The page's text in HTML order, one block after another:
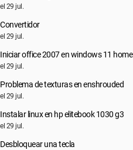
el 29 jul.
Convertidor
el 29 jul.
Iniciar office 2007 en windows 11 home
el 29 jul.
Problema de texturas en enshrouded
el 29 jul.
Instalar linux en hp elitebook 1030 g3
el 29 jul.
Desbloquear una tecla